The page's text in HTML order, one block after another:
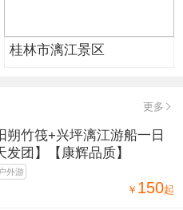
桂林市漓江景区
更多
朔竹筏+兴坪漓江游船一日
发团】【康辉品质】
户外游
￥ 150起